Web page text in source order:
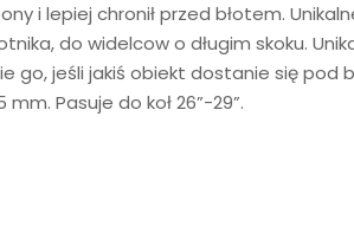
i lepiej chronił przed błotem.
do widelcow o długim skoku.
go, jeśli jakiś obiekt dostanie się pod
Pasuje do koł 26”-29”.